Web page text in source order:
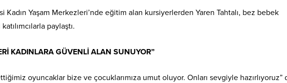
Kadın Yaşam Merkezleri’nde eğitim alan kursiyerlerden Yaren Tahtalı, bez bebek
paylaştı.
KADINLARA GÜVENLİ ALAN SUNUYOR”
oyuncaklar bize ve çocuklarımıza umut oluyor. Onları sevgiyle hazırlıyoruz”